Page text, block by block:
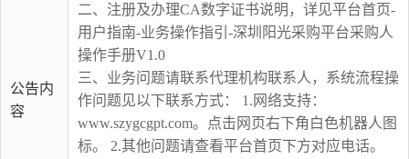
公告内
容
二、注册及办理CA数字证书说明，详见平台首页-
用户指南-业务操作指引-深圳阳光采购平台采购人
操作手册V1.0
三、业务问题请联系代理机构联系人，系统流程操
作问题见以下联系方式： 1.网络支持：
www.szygcgpt.com。点击网页右下角白色机器人图
标。 2.其他问题请查看平台首页下方对应电话。